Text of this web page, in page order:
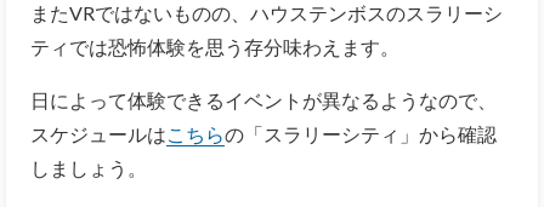
またVRではないものの、ハウステンボスのスラリーシ
ティでは恐怖体験を思う存分味わえます。
日によって体験できるイベントが異なるようなので、
スケジュールはこちらの「スラリーシティ」から確認
しましょう。